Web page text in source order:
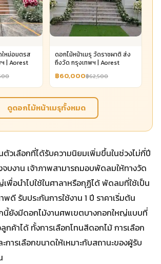
ใหม่อมตรส
| Aorest
ดอกไม้หน้าเมรุ วัดราชผาติ ส่ง
ถึงวัด กรุงเทพฯ | Aorest
฿60,000฿62,500
ดูดอกไม้หน้าเมรุทั้งหมด
วเลือกที่ได้รับความนิยมเพิ่มขึ้นในช่วงไม่กี่ปี
จบงาน เจ้าภาพสามารถมอบพัดลมให้ทางวัด
พื่อนำไปใช้ในศาลาหรือกุฏิได้ พัดลมที่ใช้เป็น
รับประกันการใช้งาน 1 ปี ราคาเริ่มต้น
นี้ยังมีดอกไม้งานศพเขตบางกอกใหญ่แบบที่
ค้าได้ ทั้งการเลือกโทนสีดอกไม้ การเลือก
การเลือกขนาดให้เหมาะกับสถานะของผู้รับ